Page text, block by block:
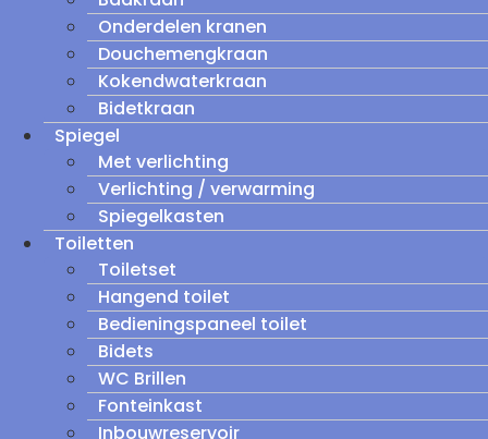
Onderdelen kranen
Douchemengkraan
Kokendwaterkraan
Bidetkraan
Spiegel
Met verlichting
Verlichting / verwarming
Spiegelkasten
Toiletten
Toiletset
Hangend toilet
Bedieningspaneel toilet
Bidets
WC Brillen
Fonteinkast
Inbouwreservoir